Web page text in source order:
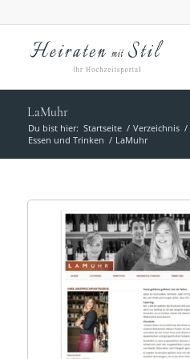
LaMuhr
Du bist hier: Startseite / Verzeichnis /
Essen und Trinken / LaMuhr